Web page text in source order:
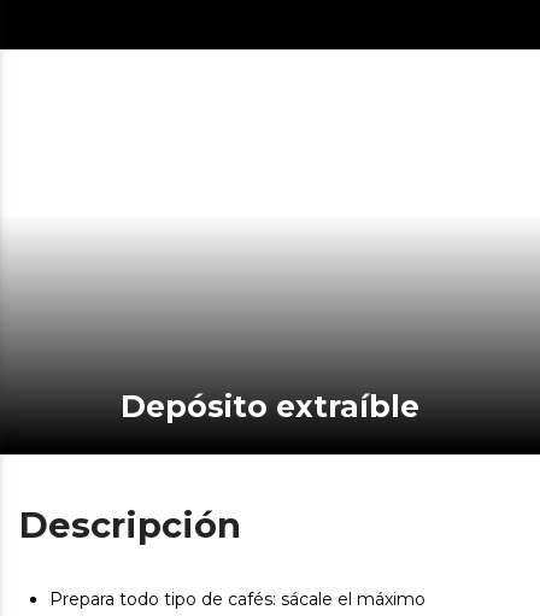
Depósito extraíble
Descripción
Prepara todo tipo de cafés: sácale el máximo